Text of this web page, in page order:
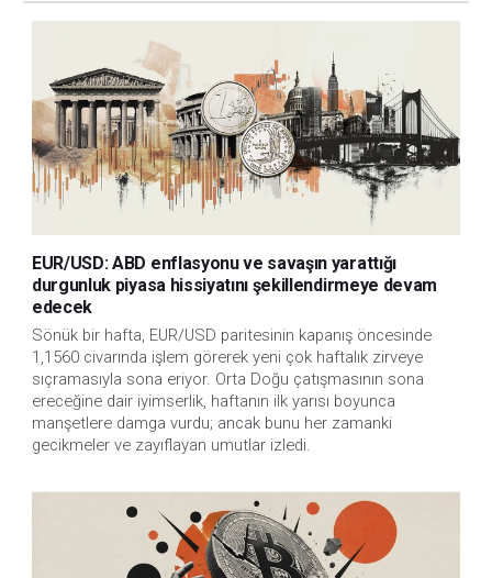
EUR/USD: ABD enflasyonu ve savaşın yarattığı
durgunluk piyasa hissiyatını şekillendirmeye devam
edecek
Sönük bir hafta, EUR/USD paritesinin kapanış öncesinde
1,1560 civarında işlem görerek yeni çok haftalık zirveye
sıçramasıyla sona eriyor. Orta Doğu çatışmasının sona
ereceğine dair iyimserlik, haftanın ilk yarısı boyunca
manşetlere damga vurdu; ancak bunu her zamanki
gecikmeler ve zayıflayan umutlar izledi.